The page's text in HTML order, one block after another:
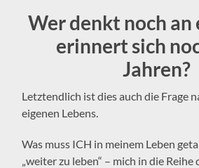
Wer denkt noch an
erinnert sich
Jahren?
Letztendlich ist dies auch die Frage
eigenen Lebens.
Was muss ICH in meinem Leben
„weiter zu leben“ – mich in die